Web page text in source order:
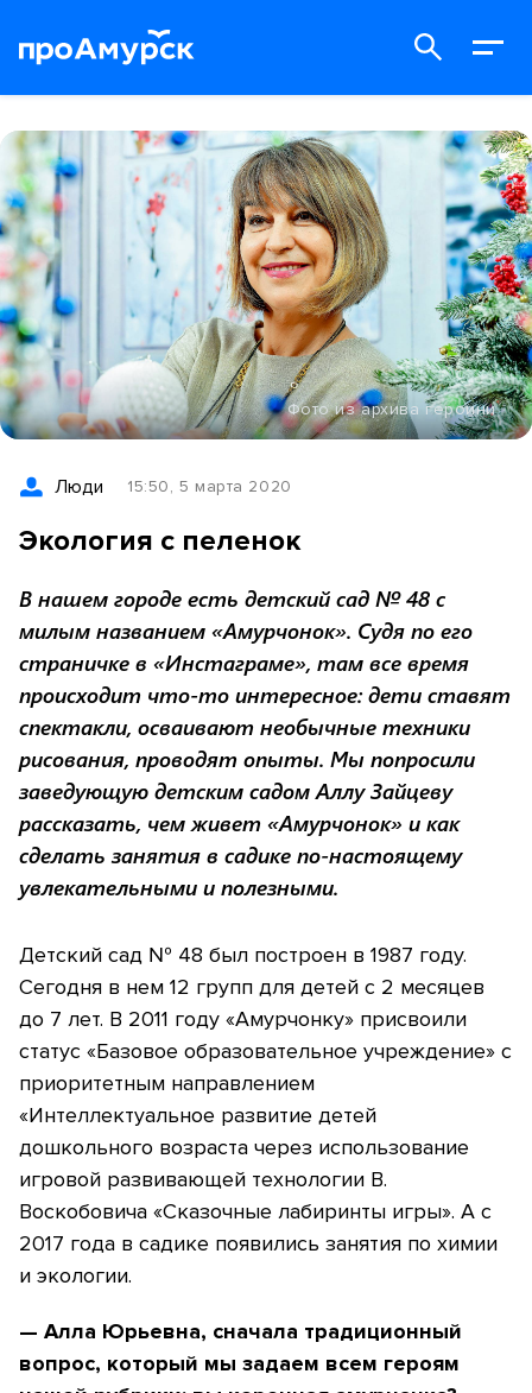
Фото из архива героини
Люди 15:50, 5 марта 2020
Экология с пеленок
В нашем городе есть детский сад № 48 с
милым названием «Амурчонок». Судя по его
страничке в «Инстаграме», там все время
происходит что-то интересное: дети ставят
спектакли, осваивают необычные техники
рисования, проводят опыты. Мы попросили
заведующую детским садом Аллу Зайцеву
рассказать, чем живет «Амурчонок» и как
сделать занятия в садике по-настоящему
увлекательными и полезными.
Детский сад № 48 был построен в 1987 году.
Сегодня в нем 12 групп для детей с 2 месяцев
до 7 лет. В 2011 году «Амурчонку» присвоили
статус «Базовое образовательное учреждение» с
приоритетным направлением
«Интеллектуальное развитие детей
дошкольного возраста через использование
игровой развивающей технологии В.
Воскобовича «Сказочные лабиринты игры». А с
2017 года в садике появились занятия по химии
и экологии.
— Алла Юрьевна, сначала традиционный
вопрос, который мы задаем всем героям